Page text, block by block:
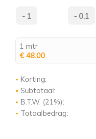
1 mtr
€ 48.00
Korting:
Subtotaal:
B.T.W. (21%):
Totaalbedrag: